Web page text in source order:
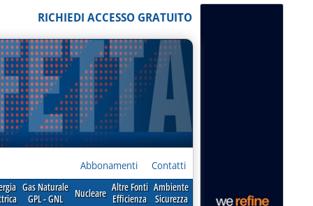
RICHIEDI ACCESSO GRATUITO
Abbonamenti Contatti
Gas Naturale
GPL - GNL
Nucleare Altre Fonti
Efficienza
Ambiente
Sicurezza